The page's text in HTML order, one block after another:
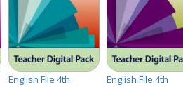
English File 4th
English File 4th